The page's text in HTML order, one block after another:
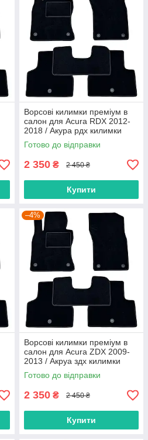
Ворсові килимки преміум в
салон для Acura RDX 2012-
2018 / Акура рдх килимки
Готово до відправки
2 350 ₴ 2 450 ₴
Купити
–4%
Ворсові килимки преміум в
салон для Acura ZDX 2009-
2013 / Акруа здх килимки
Готово до відправки
2 350 ₴ 2 450 ₴
Купити